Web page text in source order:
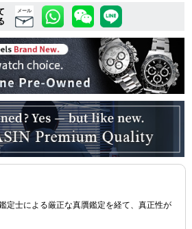
ご利用ガイド
アムクオリティについて
流れ
メール
定士による厳正な真贋鑑定を経て、真正性が